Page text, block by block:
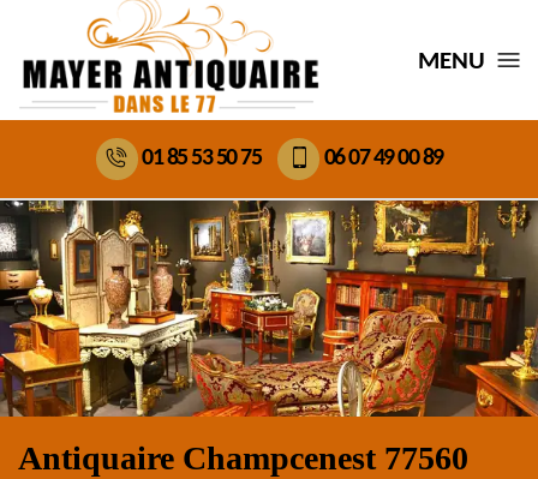
MENU
01 85 53 50 75 06 07 49 00 89
Antiquaire Champcenest 77560